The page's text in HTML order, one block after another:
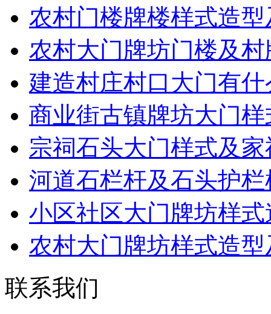
农村门楼牌楼样式造
农村大门牌坊门楼及
建造村庄村口大门有
商业街古镇牌坊大门
宗祠石头大门样式及
河道石栏杆及石头护
小区社区大门牌坊样
农村大门牌坊样式造
联系我们